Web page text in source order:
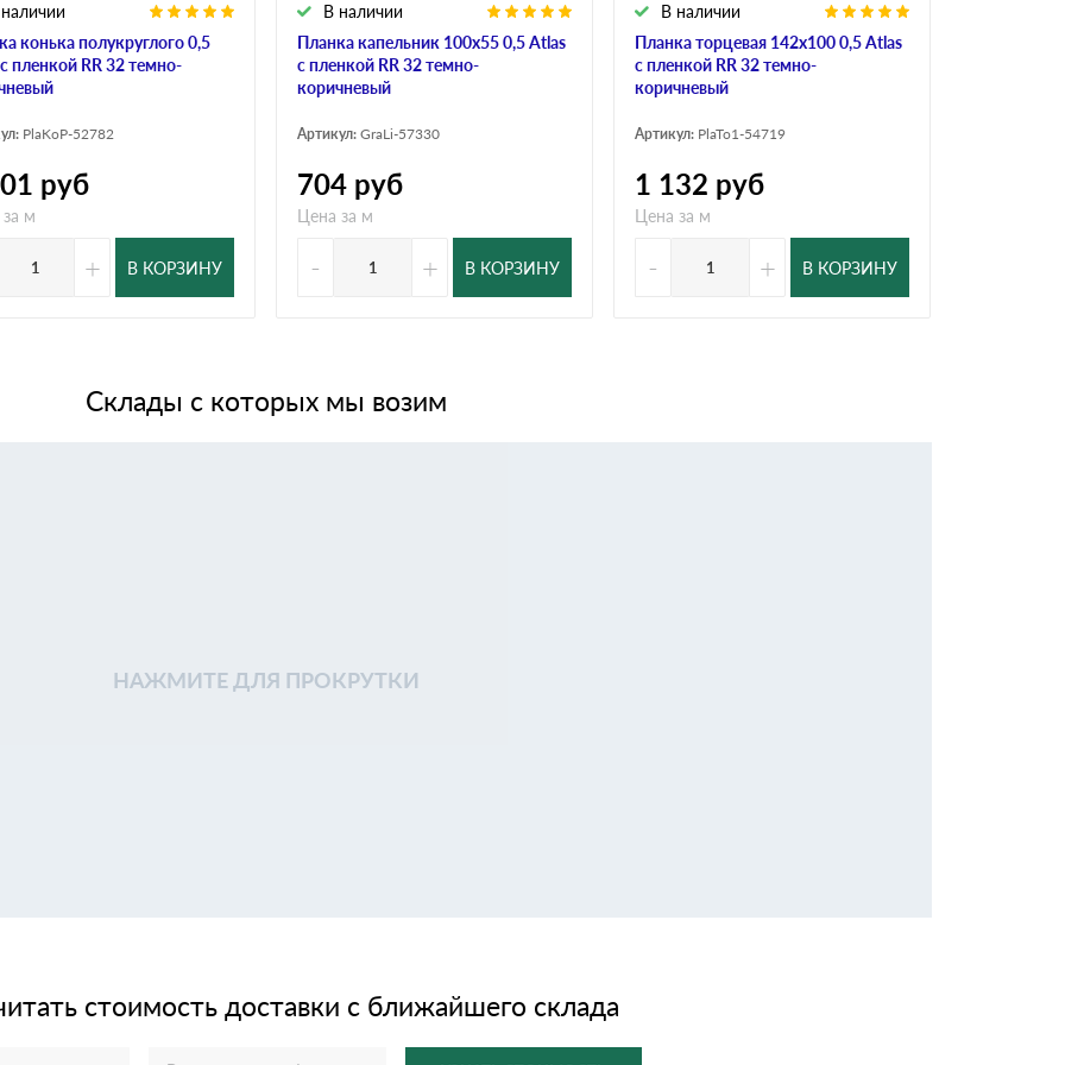
конька полукруглого 0,5
пленкой RR 32 темно-
PlaKoP-52782
руб
м
+ В КОРЗИНУ
Планка капельник 100х55 0,5 Atlas
с пленкой RR 32 темно-
коричневый
В наличии
Артикул: GraLi-57330
704 руб
Цена за м
- + В КОРЗИНУ
Планка торцевая 142х100 0,5 Atlas
с пленкой RR 32 темно-
коричневый
В наличии
Артикул: PlaTo1-54719
1 132 руб
Цена за м
- + В КОРЗИНУ
Склады с которых мы возим
НАЖМИТЕ ДЛЯ ПРОКРУТКИ
стоимость доставки с ближайшего склада